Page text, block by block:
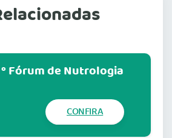
Fórum de Nutrologia
CONFIRA